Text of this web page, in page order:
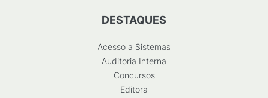
DESTAQUES
Acesso a Sistemas
Auditoria Interna
Concursos
Editora